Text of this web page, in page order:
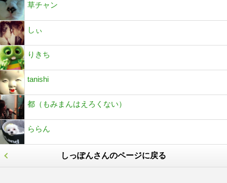
草チャン
しぃ
りきち
tanishi
都（もみまんはえろくない）
ららん
しっぽんさんのページに戻る